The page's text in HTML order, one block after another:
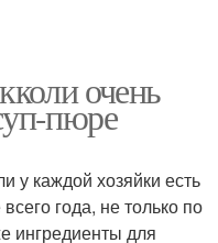
очень
пюре
у каждой хозяйки есть
года, не только по
ингредиенты для